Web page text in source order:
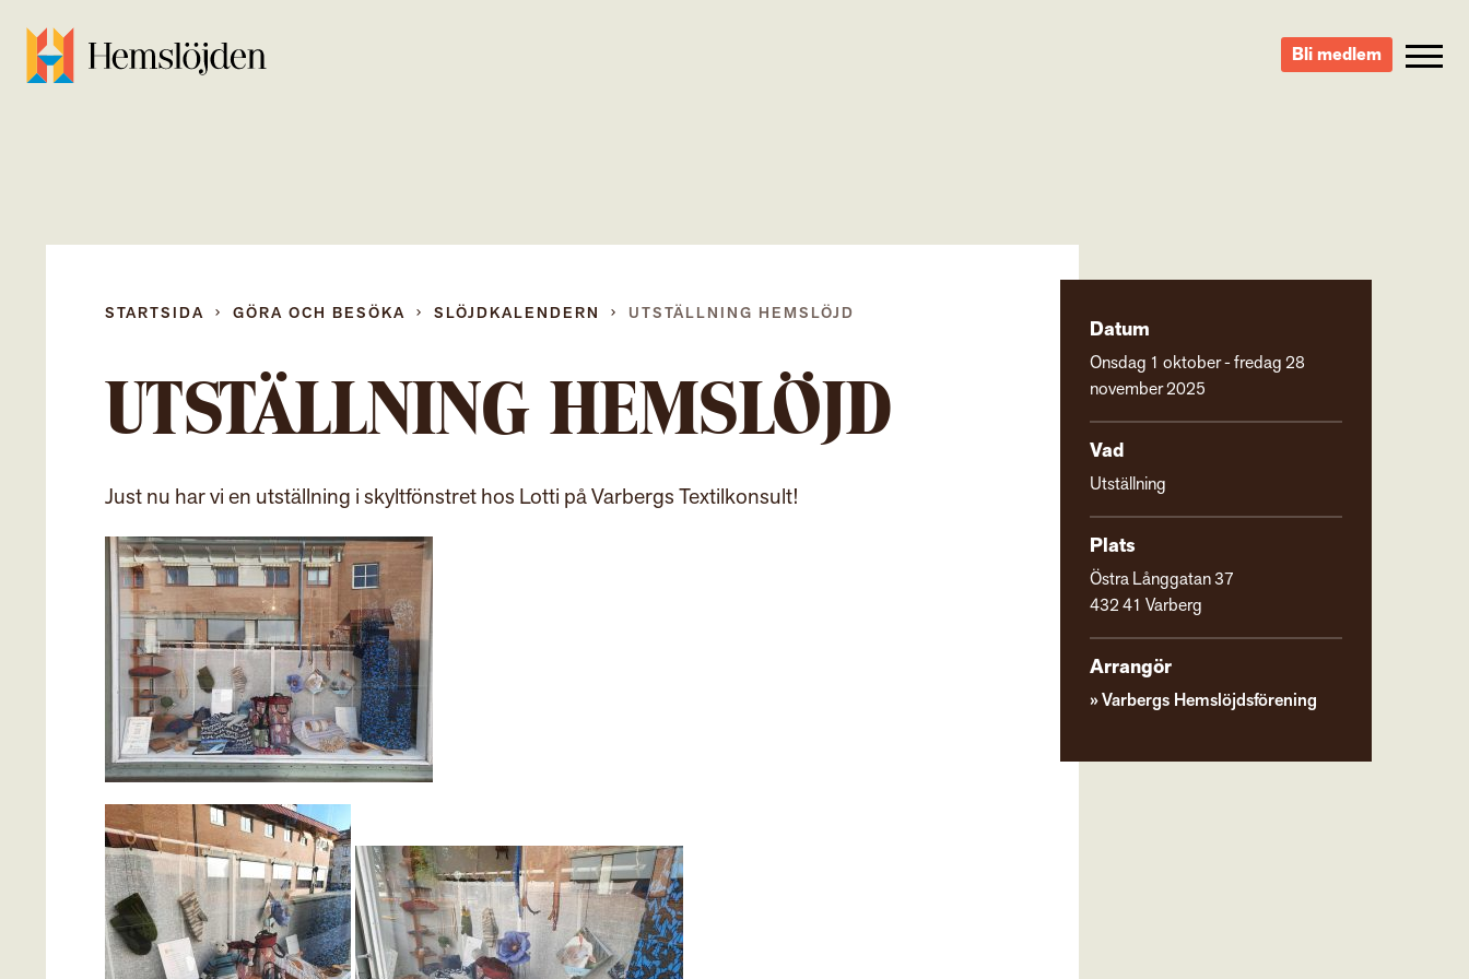
Bli medlem
STARTSIDA GÖRA OCH BESÖKA SLÖJDKALENDERN UTSTÄLLNING HEMSLÖJD
UTSTÄLLNING HEMSLÖJD
Just nu har vi en utställning i skyltfönstret hos Lotti på Varbergs Textilkonsult!
Datum
Onsdag 1 oktober - fredag 28
november 2025
Vad
Utställning
Plats
Östra Långgatan 37
432 41 Varberg
Arrangör
Varbergs Hemslöjdsförening